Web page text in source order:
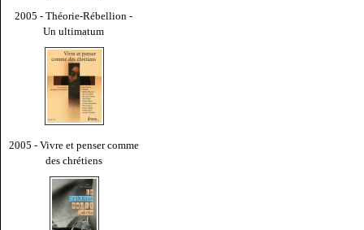
2005 - Théorie-Rébellion -
Un ultimatum
2005 - Vivre et penser comme
des chrétiens